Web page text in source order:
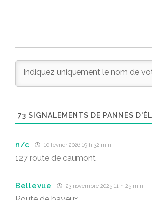
73 SIGNALEMENTS DE PANNES
n/c 10 février 2026 19 h 32 min
127 route de caumont
Bellevue 23 novembre 2025 11 h 25 min